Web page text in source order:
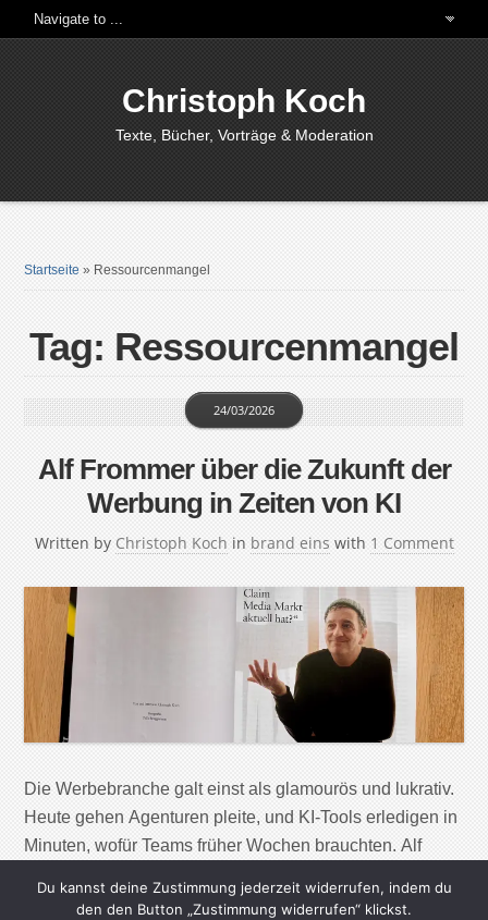
Christoph Koch
Texte, Bücher, Vorträge & Moderation
Startseite » Ressourcenmangel
Tag: Ressourcenmangel
Alf Frommer über die Zukunft der
Werbung in Zeiten von KI
Written by Christoph Koch
24/03/2026
in brand eins with 1 Comment
Die Werbebranche galt einst als glamourös und lukrativ.
Heute gehen Agenturen pleite, und KI-Tools erledigen in
Minuten, wofür Teams früher Wochen brauchten. Alf
Kampagnen mitgestaltet und beobachtet die Branche
Du kannst deine Zustimmung jederzeit widerrufen, indem du
den den Button „Zustimmung widerrufen“ klickst.